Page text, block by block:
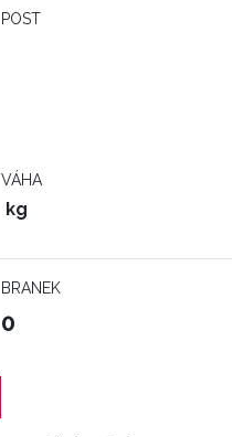
POST
VÁHA
kg
BRANEK
0